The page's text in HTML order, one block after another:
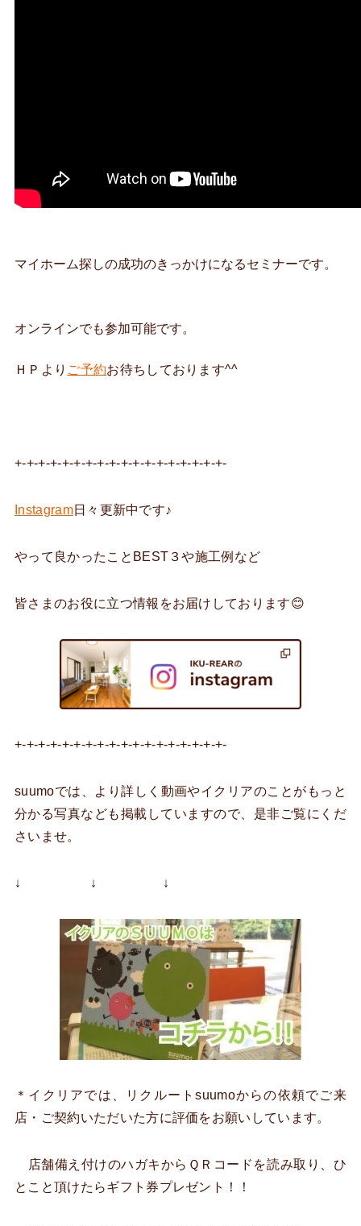
マイホーム探しの成功のきっかけになるセミナーです。
オンラインでも参加可能です。
ＨＰより ご予約お待ちしております^^
+-+-+-+-+-+-+-+-+-+-+-+-+-+-+-+-+-+-
Instagram日々更新中です♪
やって良かったことBEST３や施工例など
皆さまのお役に立つ情報をお届けしております😊
+-+-+-+-+-+-+-+-+-+-+-+-+-+-+-+-+-+-
suumoでは、より詳しく動画やイクリアのことがもっと
分かる写真なども掲載していますので、是非ご覧にくだ
さいませ。
↓ ↓ ↓
＊イクリアでは、リクルートsuumoからの依頼でご来
店・ご契約いただいた方に評価をお願いしています。
店舗備え付けのハガキからＱＲコードを読み取り、ひ
とこと頂けたらギフト券プレゼント！！